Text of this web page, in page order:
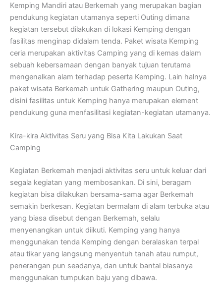
Kemping Mandiri atau Berkemah yang merupakan bagian
pendukung kegiatan utamanya seperti Outing dimana
kegiatan tersebut dilakukan di lokasi Kemping dengan
fasilitas menginap didalam tenda. Paket wisata Kemping
ceria merupakan aktivitas Camping yang di kemas dalam
sebuah kebersamaan dengan banyak tujuan terutama
mengenalkan alam terhadap peserta Kemping. Lain halnya
paket wisata Berkemah untuk Gathering maupun Outing,
disini fasilitas untuk Kemping hanya merupakan element
pendukung guna menfasilitasi kegiatan-kegiatan utamanya.
Kira-kira Aktivitas Seru yang Bisa Kita Lakukan Saat
Camping
Kegiatan Berkemah menjadi aktivitas seru untuk keluar dari
segala kegiatan yang membosankan. Di sini, beragam
kegiatan bisa dilakukan bersama-sama agar Berkemah
semakin berkesan. Kegiatan bermalam di alam terbuka atau
yang biasa disebut dengan Berkemah, selalu
menyenangkan untuk diikuti. Kemping yang hanya
menggunakan tenda Kemping dengan beralaskan terpal
atau tikar yang langsung menyentuh tanah atau rumput,
penerangan pun seadanya, dan untuk bantal biasanya
menggunakan tumpukan baju yang dibawa.